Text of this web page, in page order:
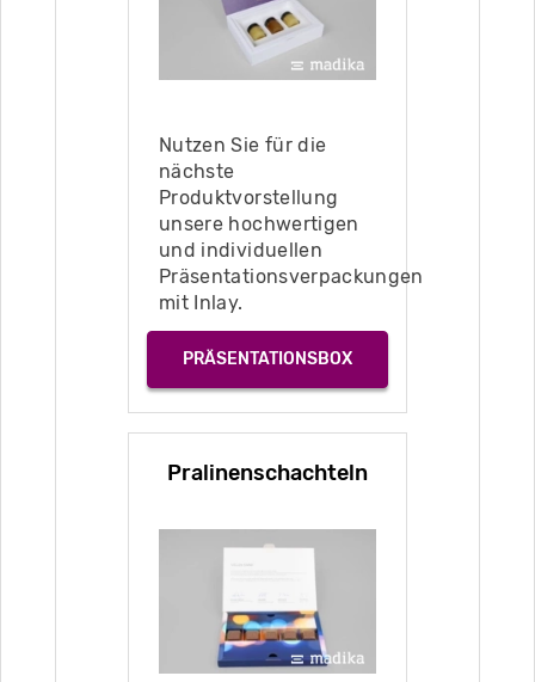
Nutzen Sie für die
nächste
Produktvorstellung
unsere hochwertigen
und individuellen
Präsentationsverpackungen
mit Inlay.
PRÄSENTATIONSBOX
Pralinenschachteln